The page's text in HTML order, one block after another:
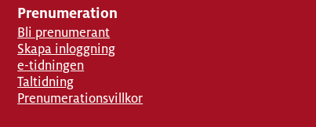
Prenumeration
Bli prenumerant
Skapa inloggning
e-tidningen
Taltidning
Prenumerationsvillkor